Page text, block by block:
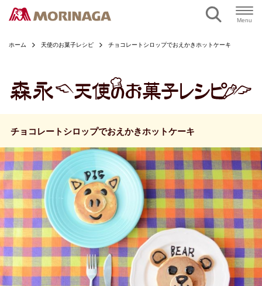
Menu
ホーム 天使のお菓子レシピ チョコレートシロップでおえかきホットケーキ
チョコレートシロップでおえかきホットケーキ